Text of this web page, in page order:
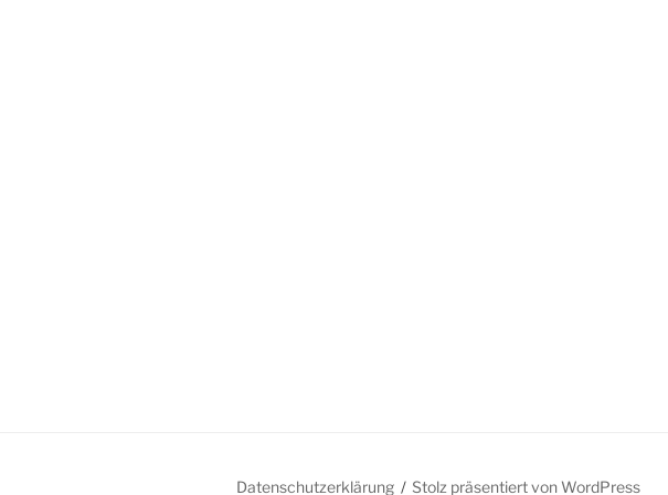
Datenschutzerklärung Stolz präsentiert von WordPress